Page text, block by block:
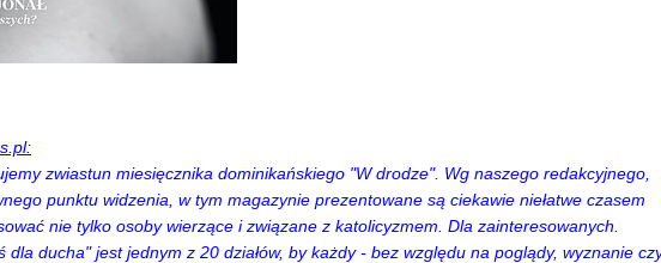
zwiastun miesięcznika dominikańskiego "W drodze". Wg naszego redakcyjnego,
punktu widzenia, w tym magazynie prezentowane są ciekawie niełatwe czasem
nie tylko osoby wierzące i związane z katolicyzmem. Dla zainteresowanych.
dla ducha" jest jednym z 20 działów, by każdy - bez względu na poglądy, wyznanie